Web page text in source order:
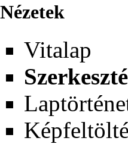
Nézetek
Vitalap